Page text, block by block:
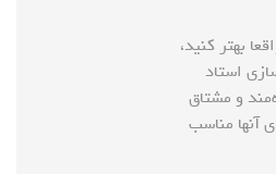
بهتر کنید،
استاد
و مشتاق
آنها مناسب